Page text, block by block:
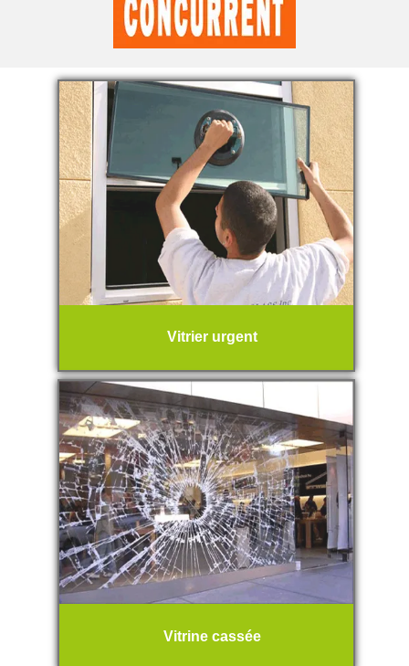
Vitrier urgent
Vitrine cassée